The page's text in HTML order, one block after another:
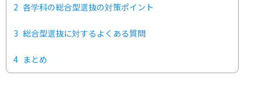
2 各学科の総合型選抜の対策ポイント
3 総合型選抜に対するよくある質問
4 まとめ